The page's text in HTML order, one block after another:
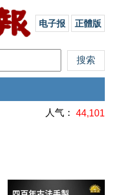
电子报 正體版
人气： 44,101